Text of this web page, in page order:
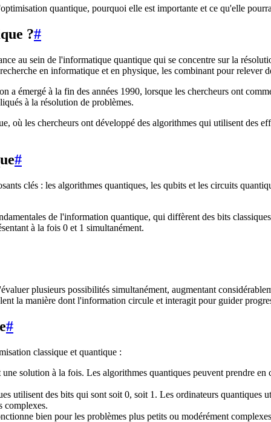
quantique, pourquoi elle est importante et ce qu'elle
?#
au sein de l'informatique quantique qui se concentre sur la
en informatique et en physique, les combinant pour
a émergé à la fin des années 1990, lorsque les chercheurs ont
à la résolution de problèmes.
où les chercheurs ont développé des algorithmes qui utilisent des
#
clés : les algorithmes quantiques, les qubits et les circuits
de l'information quantique, qui diffèrent des bits
à la fois 0 et 1 simultanément.
plusieurs possibilités simultanément, augmentant
la manière dont l'information circule et interagit pour guider
#
classique et quantique :
solution à la fois. Les algorithmes quantiques peuvent prendre
utilisent des bits qui sont soit 0, soit 1. Les ordinateurs quantiques
complexes.
bien pour les problèmes plus petits ou modérément